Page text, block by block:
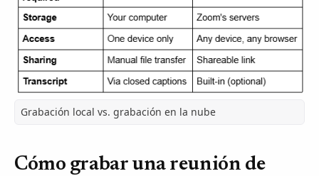
Grabación local vs. grabación en la nube
Cómo grabar una reunión de